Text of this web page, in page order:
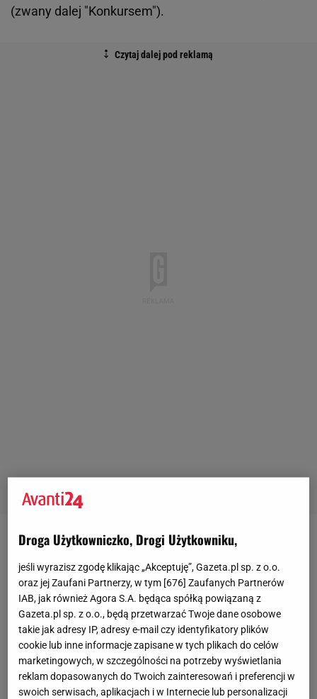
(zwany dalej "Konkursem").
2. Organizatorem Konkursu jest Agora S.A. z
siedzibą w Warszawie przy ul. Czerskiej 8/10 (zwana
dalej "Organizatorem"), wpisana do rejestru
przedsiębiorców Krajowego Rejestru Sądowego
prowadzonego przez Sąd Rejonowy dla m. st.
Warszawy, XIII Wydział Gospodarczy Krajowego
Rejestru Sądowego, pod numerem KRS 59944, NIP
526-030-56-44, będąca wydawcą miesięcznika
Droga Użytkowniczko, Drogi Użytkowniku,
jeśli wyrazisz zgodę klikając „Akceptuję”, Gazeta.pl sp. z o.o.
oraz jej Zaufani Partnerzy, w tym [ 676 ] Zaufanych Partnerów
IAB, jak również Agora S.A. będąca spółką powiązaną z
Gazeta.pl sp. z o.o., będą przetwarzać Twoje dane osobowe
takie jak adresy IP, adresy e-mail czy identyfikatory plików
cookie lub inne informacje zapisane w tych plikach do celów
marketingowych, w szczególności na potrzeby wyświetlania
reklam dopasowanych do Twoich zainteresowań i preferencji w
swoich serwisach, aplikacjach i w Internecie lub personalizacji